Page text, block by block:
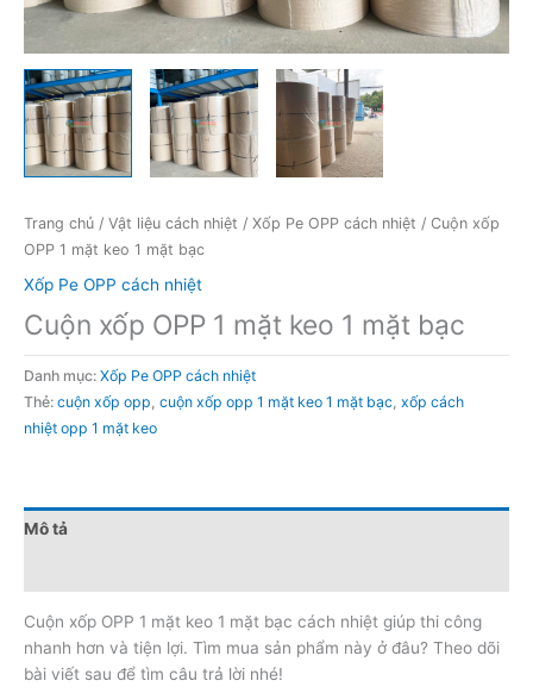
Trang chủ / Vật liệu cách nhiệt / Xốp Pe OPP cách nhiệt / Cuộn xốp
OPP 1 mặt keo 1 mặt bạc
Xốp Pe OPP cách nhiệt
Cuộn xốp OPP 1 mặt keo 1 mặt bạc
Danh mục: Xốp Pe OPP cách nhiệt
Thẻ: cuộn xốp opp, cuộn xốp opp 1 mặt keo 1 mặt bạc, xốp cách
nhiệt opp 1 mặt keo
Mô tả
Cuộn xốp OPP 1 mặt keo 1 mặt bạc cách nhiệt giúp thi công
nhanh hơn và tiện lợi. Tìm mua sản phẩm này ở đâu? Theo dõi
bài viết sau để tìm câu trả lời nhé!